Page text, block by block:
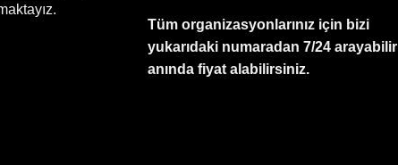
Tüm organizasyonlarınız için bizi
yukarıdaki numaradan 7/24 arayabilir
anında fiyat alabilirsiniz.